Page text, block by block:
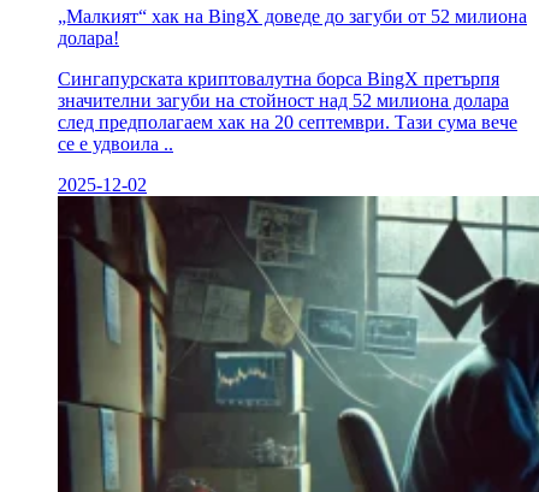
„Малкият“ хак на BingX доведе до загуби от 52 милиона
долара!
Сингапурската криптовалутна борса BingX претърпя
значителни загуби на стойност над 52 милиона долара
след предполагаем хак на 20 септември. Тази сума вече
се е удвоила ..
2025-12-02